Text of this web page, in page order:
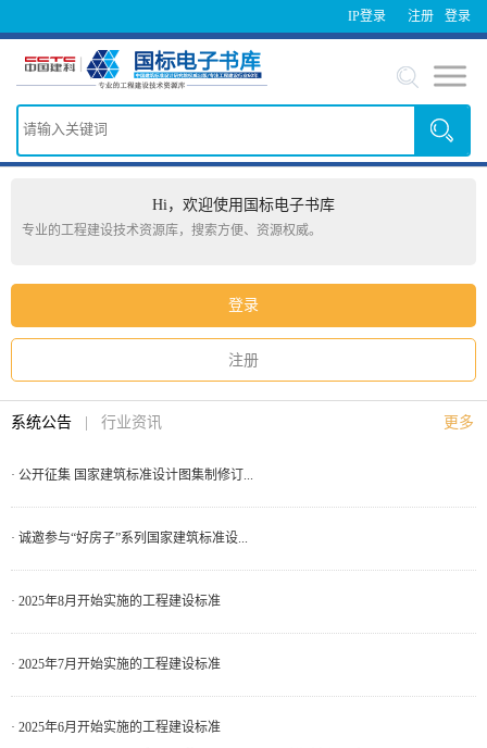
IP登录 登录
注册
Hi，欢迎使用国标电子书库
专业的工程建设技术资源库，搜索方便、资源权威。
登录
注册
系统公告 行业资讯
· 公开征集 国家建筑标准设计图集制修订...
· 诚邀参与“好房子”系列国家建筑标准设...
· 2025年8月开始实施的工程建设标准
· 2025年7月开始实施的工程建设标准
· 2025年6月开始实施的工程建设标准
更多